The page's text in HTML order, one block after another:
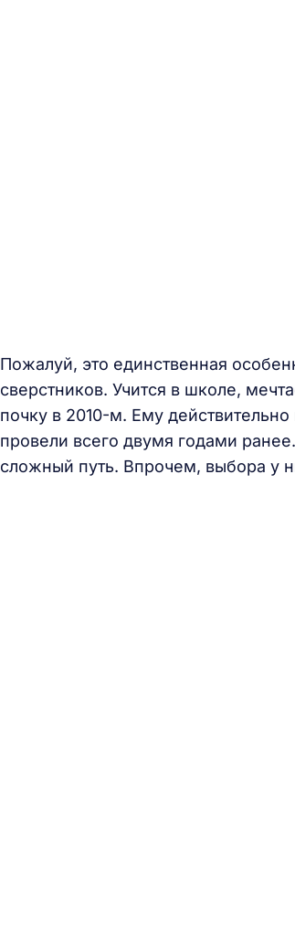
Пожалуй, это единственная
сверстников. Учится в школе,
почку в 2010-м. Ему
провели всего двумя годами
сложный путь. Впрочем, выбора у